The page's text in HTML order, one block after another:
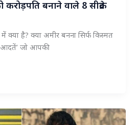
बनाने वाले 8 सीक्रेट
क्या है? क्या अमीर बनना सिर्फ किस्मत
जो आपकी